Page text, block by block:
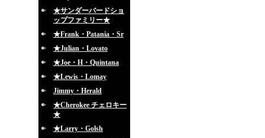
★サンダーバードショ
ップファミリー★
★Frank・Patania・Sr
★Julian・Lovato
★Joe・H・Quintana
★Lewis・Lomay
Jimmy・Herald
★Cherokee チェロキー
★
★Larry・Golsh